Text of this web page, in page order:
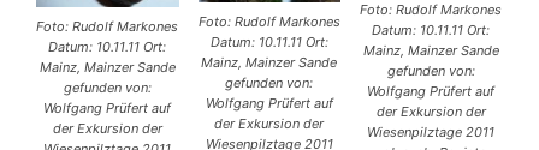
Foto: Rudolf Markones
Datum: 10.11.11 Ort:
Mainz, Mainzer Sande
gefunden von:
Wolfgang Prüfert auf
der Exkursion der
Foto: Rudolf Markones
Datum: 10.11.11 Ort:
Mainz, Mainzer Sande
gefunden von:
Wolfgang Prüfert auf
der Exkursion der
Wiesenpilztage 2011
Foto: Rudolf Markones
Datum: 10.11.11 Ort:
Mainz, Mainzer Sande
gefunden von:
Wolfgang Prüfert auf
der Exkursion der
Wiesenpilztage 2011